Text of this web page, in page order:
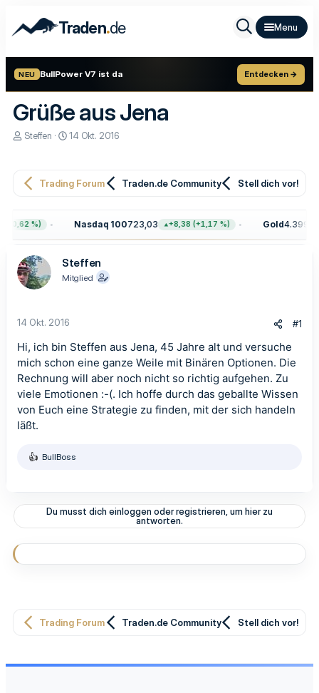
Traden.de
NEU BullPower V7 ist da Entdecken →
Grüße aus Jena
E
e
r
Steffen
E
e
l
m
14 Okt. 2016
Trading Forum Traden.de Community Stell dich vor!
%) Nasdaq 100723,03 +8,38 (+1,17 %) Gold4.399,70
Steffen
Mitglied
14 Okt. 2016 #1
Hi, ich bin Steffen aus Jena, 45 Jahre alt und versuche
mich schon eine ganze Weile mit Binären Optionen. Die
Rechnung will aber noch nicht so richtig aufgehen. Zu
viele Emotionen :-(. Ich hoffe durch das geballte Wissen
von Euch eine Strategie zu finden, mit der sich handeln
läßt.
R
t
o
n
n
BullBoss
Du musst dich einloggen oder registrieren, um hier zu
antworten.
Trading Forum Traden.de Community Stell dich vor!